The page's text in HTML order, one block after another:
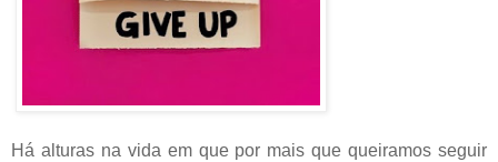
Há alturas na vida em que por mais que queiramos seguir